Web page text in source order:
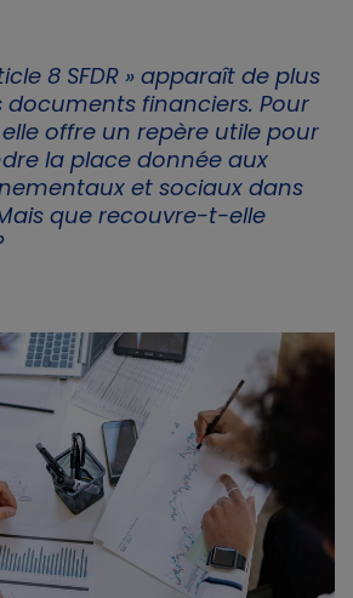
8 SFDR » apparaît de plus
documents financiers. Pour
offre un repère utile pour
la place donnée aux
et sociaux dans
que recouvre-t-elle